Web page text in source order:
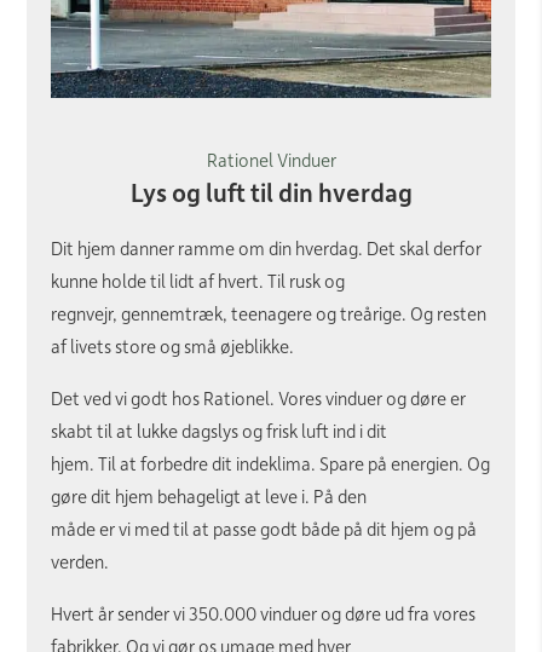
Rationel Vinduer
Lys og luft til din hverdag
Dit hjem danner ramme om din hverdag. Det skal derfor
kunne holde til lidt af hvert. Til rusk og
regnvejr, gennemtræk, teenagere og treårige. Og resten
af livets store og små øjeblikke.
Det ved vi godt hos Rationel. Vores vinduer og døre er
skabt til at lukke dagslys og frisk luft ind i dit
hjem. Til at forbedre dit indeklima. Spare på energien. Og
gøre dit hjem behageligt at leve i. På den
måde er vi med til at passe godt både på dit hjem og på
verden.
Hvert år sender vi 350.000 vinduer og døre ud fra vores
fabrikker. Og vi gør os umage med hver